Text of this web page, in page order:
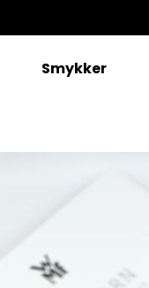
Smykker